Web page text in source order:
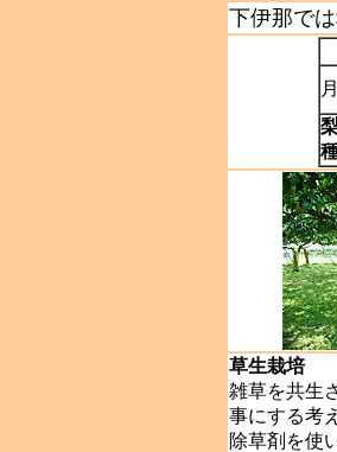
下伊那で
月
草生栽培
雑草を共生
事にする考
除草剤を使